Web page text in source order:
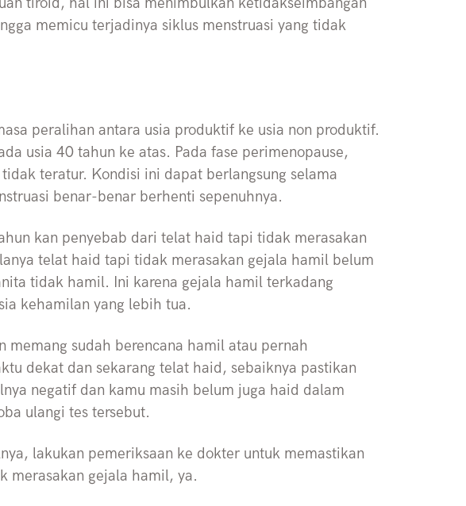
memicu terjadinya siklus menstruasi yang tidak
peralihan antara usia produktif ke usia non produktif.
usia 40 tahun ke atas. Pada fase perimenopause,
teratur. Kondisi ini dapat berlangsung selama
benar-benar berhenti sepenuhnya.
kan penyebab dari telat haid tapi tidak merasakan
telat haid tapi tidak merasakan gejala hamil belum
tidak hamil. Ini karena gejala hamil terkadang
kehamilan yang lebih tua.
memang sudah berencana hamil atau pernah
dekat dan sekarang telat haid, sebaiknya pastikan
negatif dan kamu masih belum juga haid dalam
ulangi tes tersebut.
lakukan pemeriksaan ke dokter untuk memastikan
merasakan gejala hamil, ya.